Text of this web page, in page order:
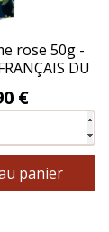
rose 50g -
DU
€
panier